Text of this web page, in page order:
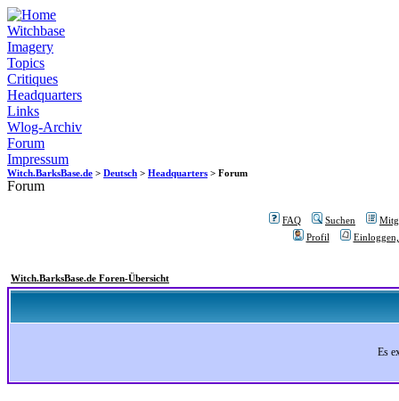
Witchbase
Imagery
Topics
Critiques
Headquarters
Links
Wlog-Archiv
Forum
Impressum
Witch.BarksBase.de > Deutsch > Headquarters > Forum
Forum
FAQ Suchen
Profil
Witch.BarksBase.de Foren-Übersicht
Es